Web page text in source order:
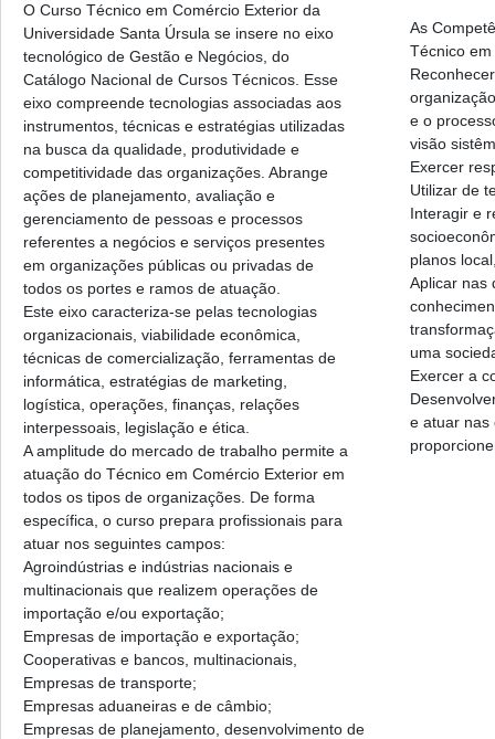
O Curso Técnico em Comércio Exterior da
Universidade Santa Úrsula se insere no eixo
tecnológico de Gestão e Negócios, do
Catálogo Nacional de Cursos Técnicos. Esse
eixo compreende tecnologias associadas aos
instrumentos, técnicas e estratégias utilizadas
na busca da qualidade, produtividade e
competitividade das organizações. Abrange
ações de planejamento, avaliação e
gerenciamento de pessoas e processos
referentes a negócios e serviços presentes
em organizações públicas ou privadas de
todos os portes e ramos de atuação.
Este eixo caracteriza-se pelas tecnologias
organizacionais, viabilidade econômica,
técnicas de comercialização, ferramentas de
informática, estratégias de marketing,
logística, operações, finanças, relações
interpessoais, legislação e ética.
A amplitude do mercado de trabalho permite a
atuação do Técnico em Comércio Exterior em
todos os tipos de organizações. De forma
específica, o curso prepara profissionais para
atuar nos seguintes campos:
Agroindústrias e indústrias nacionais e
multinacionais que realizem operações de
importação e/ou exportação;
Empresas de importação e exportação;
Cooperativas e bancos, multinacionais,
Empresas de transporte;
Empresas aduaneiras e de câmbio;
Empresas de planejamento, desenvolvimento de
As
Técnico
e o
visão
Exercer
Utilizar de
Interagir e
planos
Aplicar nas
uma
Exercer a
e atuar nas